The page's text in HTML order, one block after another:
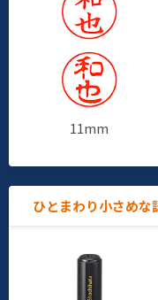
11mm
ひとまわり小さめな